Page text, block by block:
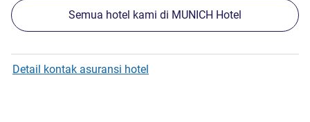
Semua hotel kami di MUNICH Hotel
Detail kontak asuransi hotel